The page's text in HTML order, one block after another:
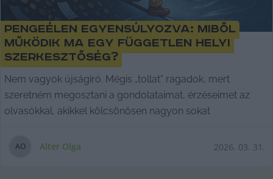
Pengeélen egyensúlyozva: miből
működik ma egy független helyi
szerkesztőség?
Nem vagyok újságíró. Mégis „tollat” ragadok, mert
szeretném megosztani a gondolataimat, érzéseimet az
olvasókkal, akikkel kölcsönösen nagyon sokat
AO Alter Olga 2026. 03. 31.